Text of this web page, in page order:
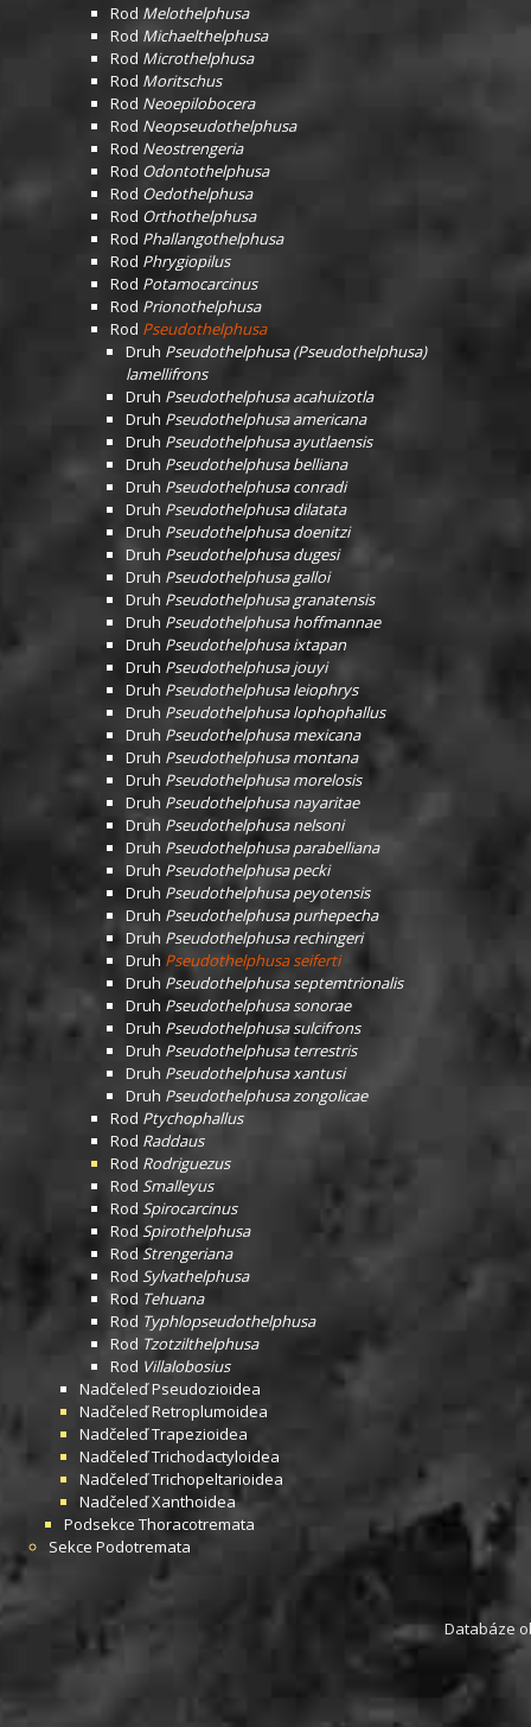
Rod Melothelphusa
Rod Michaelthelphusa
Rod Microthelphusa
Rod Moritschus
Rod Neoepilobocera
Rod Neopseudothelphusa
Rod Neostrengeria
Rod Odontothelphusa
Rod Oedothelphusa
Rod Orthothelphusa
Rod Phallangothelphusa
Rod Phrygiopilus
Rod Potamocarcinus
Rod Prionothelphusa
Rod Pseudothelphusa
Druh Pseudothelphusa (Pseudothelphusa)
lamellifrons
Druh Pseudothelphusa acahuizotla
Druh Pseudothelphusa americana
Druh Pseudothelphusa ayutlaensis
Druh Pseudothelphusa belliana
Druh Pseudothelphusa conradi
Druh Pseudothelphusa dilatata
Druh Pseudothelphusa doenitzi
Druh Pseudothelphusa dugesi
Druh Pseudothelphusa galloi
Druh Pseudothelphusa granatensis
Druh Pseudothelphusa hoffmannae
Druh Pseudothelphusa ixtapan
Druh Pseudothelphusa jouyi
Druh Pseudothelphusa leiophrys
Druh Pseudothelphusa lophophallus
Druh Pseudothelphusa mexicana
Druh Pseudothelphusa montana
Druh Pseudothelphusa morelosis
Druh Pseudothelphusa nayaritae
Druh Pseudothelphusa nelsoni
Druh Pseudothelphusa parabelliana
Druh Pseudothelphusa pecki
Druh Pseudothelphusa peyotensis
Druh Pseudothelphusa purhepecha
Druh Pseudothelphusa rechingeri
Druh Pseudothelphusa seiferti
Druh Pseudothelphusa septemtrionalis
Druh Pseudothelphusa sonorae
Druh Pseudothelphusa sulcifrons
Druh Pseudothelphusa terrestris
Druh Pseudothelphusa xantusi
Druh Pseudothelphusa zongolicae
Rod Ptychophallus
Rod Raddaus
Rod Rodriguezus
Rod Smalleyus
Rod Spirocarcinus
Rod Spirothelphusa
RodStrengeriana
Rod Sylvathelphusa
Rod Tehuana
Rod Typhlopseudothelphusa
Rod Tzotzilthelphusa
Rod Villalobosius
NadčeleďPseudozioidea
NadčeleďRetroplumoidea
NadčeleďTrapezioidea
NadčeleďTrichodactyloidea
NadčeleďTrichopeltarioidea
NadčeleďXanthoidea
Podsekce Thoracotremata
Sekce Podotremata
Databáze